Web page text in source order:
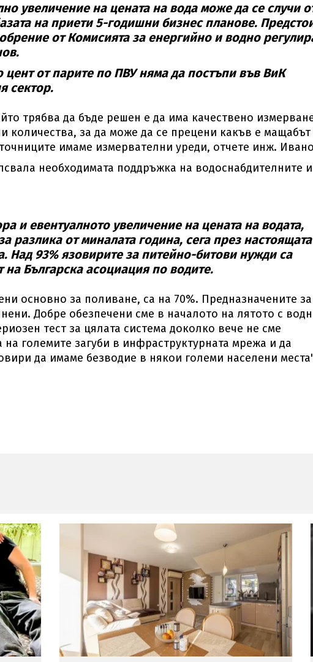
увеличение на цената на вода може да се случи
на приети 5-годишни бизнес планове.
от Комисията за енергийно и водно
от парите по ПВУ няма да постъпи във ВиК
сектор.
трябва да бъде решен е да има качествено
количества, за да може да се прецени какъв е мащабът
имаме измервателни уреди, отчете инж.
необходимата поддръжка на водоснабдителните и
и евентуалното увеличение на цената на водата,
разлика от миналата година, сега през настоящата
Над 93% язовирите за питейно-битови нужди са
на Българска асоциация по водите.
основно за поливане, са на 70%. Предназначените за
Добре обезпечени сме в началото на лятото с
тест за цялата система доколко вече не сме
големите загуби в инфраструктурната мрежа и да
да имаме безводие в някои големи населени